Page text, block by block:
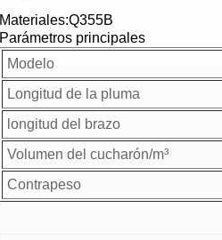
Materiales:Q355B
Parámetros principales
Modelo
Longitud de la pluma
longitud del brazo
Volumen del cucharón/m³
Contrapeso